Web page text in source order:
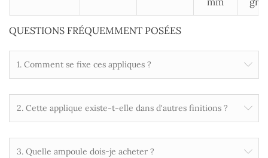
QUESTIONS FRÉQUEMMENT POSÉES
1. Comment se fixe ces appliques ?
2. Cette applique existe-t-elle dans d'autres finitions ?
3. Quelle ampoule dois-je acheter ?